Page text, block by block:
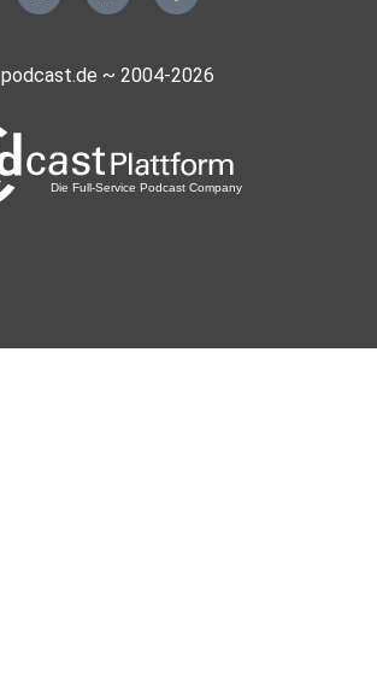
podcast.de ~ 2004-2026